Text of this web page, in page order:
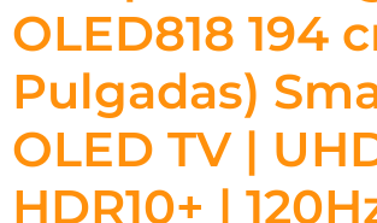
OLED818 194
Pulgadas)
OLED TV |
HDR10+ |